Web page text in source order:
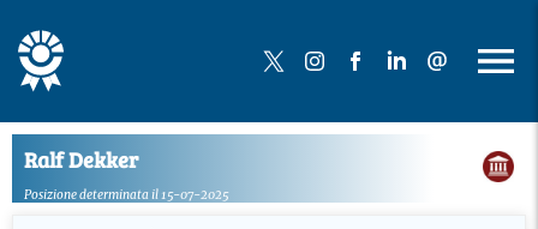
Ralf Dekker
Posizione determinata il 15-07-2025